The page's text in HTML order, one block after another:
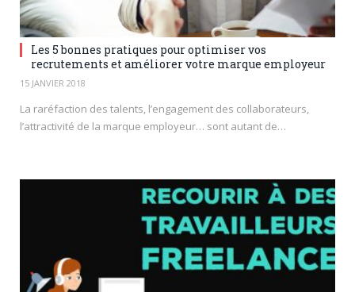
Les 5 bonnes pratiques pour optimiser vos
recrutements et améliorer votre marque employeur
15 JANVIER 2018
La raréfaction des talents, l’engagement des collaborateurs,
l’attractivité de la marque employeur… sont autant de…